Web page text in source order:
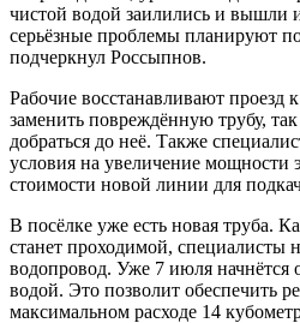
чистой водой заилились и вышли
серьёзные проблемы планируют
подчеркнул Россыпнов.
Рабочие восстанавливают проезд
заменить повреждённую трубу,
добраться до неё. Также
условия на увеличение мощности
стоимости новой линии для
В посёлке уже есть новая труба.
станет проходимой, специалисты
водопровод. Уже 7 июля начнётся
водой. Это позволит обеспечить
максимальном расходе 14